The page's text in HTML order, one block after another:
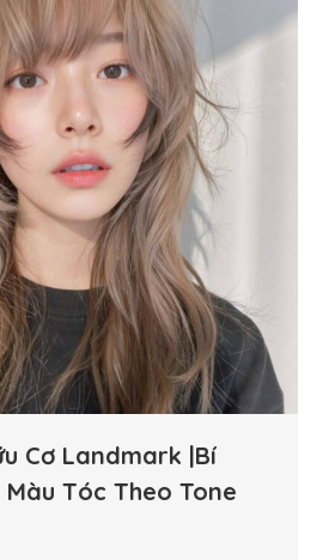
Cơ Landmark |Bí
Tóc Theo Tone